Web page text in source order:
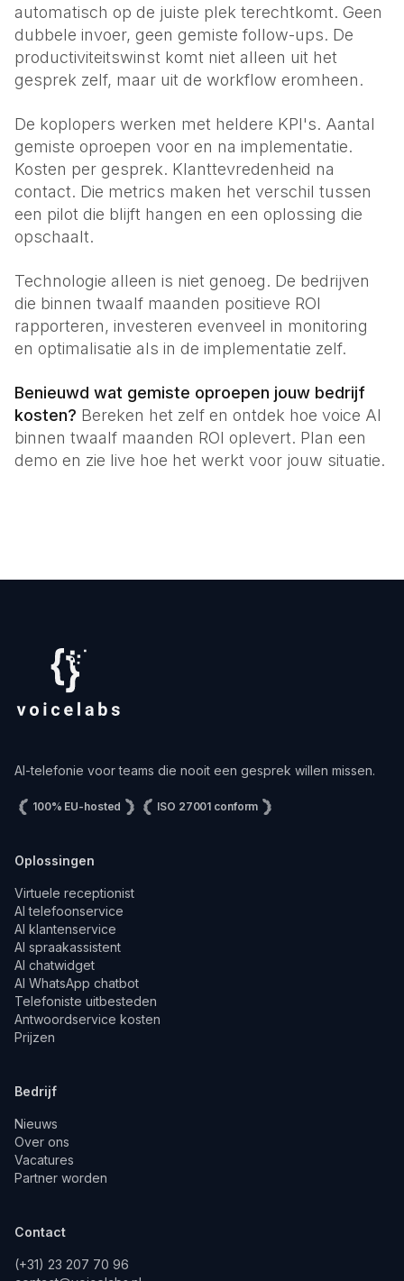
automatisch op de juiste plek terechtkomt. Geen
dubbele invoer, geen gemiste follow-ups. De
productiviteitswinst komt niet alleen uit het
gesprek zelf, maar uit de workflow eromheen.
De koplopers werken met heldere KPI's. Aantal
gemiste oproepen voor en na implementatie.
Kosten per gesprek. Klanttevredenheid na
contact. Die metrics maken het verschil tussen
een pilot die blijft hangen en een oplossing die
opschaalt.
Technologie alleen is niet genoeg. De bedrijven
die binnen twaalf maanden positieve ROI
rapporteren, investeren evenveel in monitoring
en optimalisatie als in de implementatie zelf.
Benieuwd wat gemiste oproepen jouw bedrijf
kosten? Bereken het zelf en ontdek hoe voice AI
binnen twaalf maanden ROI oplevert. Plan een
demo en zie live hoe het werkt voor jouw situatie.
AI-telefonie voor teams die nooit een gesprek willen missen.
100% EU-hosted ISO 27001 conform
Oplossingen
Virtuele receptionist
AI telefoonservice
AI klantenservice
AI spraakassistent
AI chatwidget
AI WhatsApp chatbot
Telefoniste uitbesteden
Antwoordservice kosten
Prijzen
Bedrijf
Nieuws
Over ons
Vacatures
Partner worden
Contact
(+31) 23 207 70 96